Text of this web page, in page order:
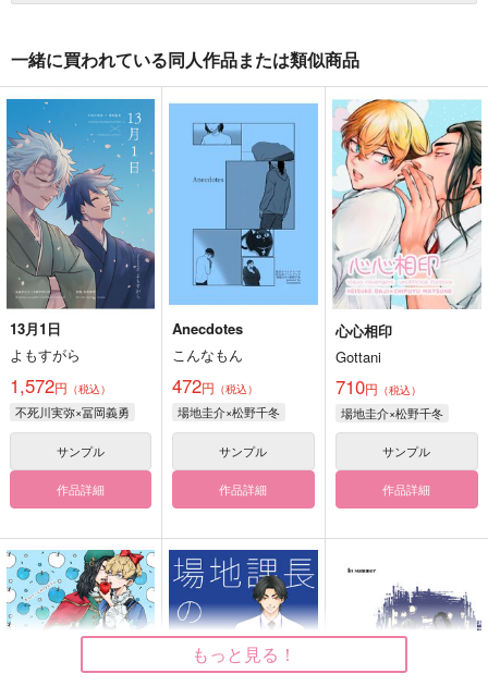
一緒に買われている同人作品または類似商品
13月1日
よもすがら
1,572円 （税込）
不死川実弥×冨岡義勇
サンプル
作品詳細
Anecdotes
こんなもん
472円 （税込）
場地圭介×松野千冬
サンプル
作品詳細
心心相印
Gottani
710円 （税込）
場地圭介×松野千冬
サンプル
作品詳細
もっと見る！